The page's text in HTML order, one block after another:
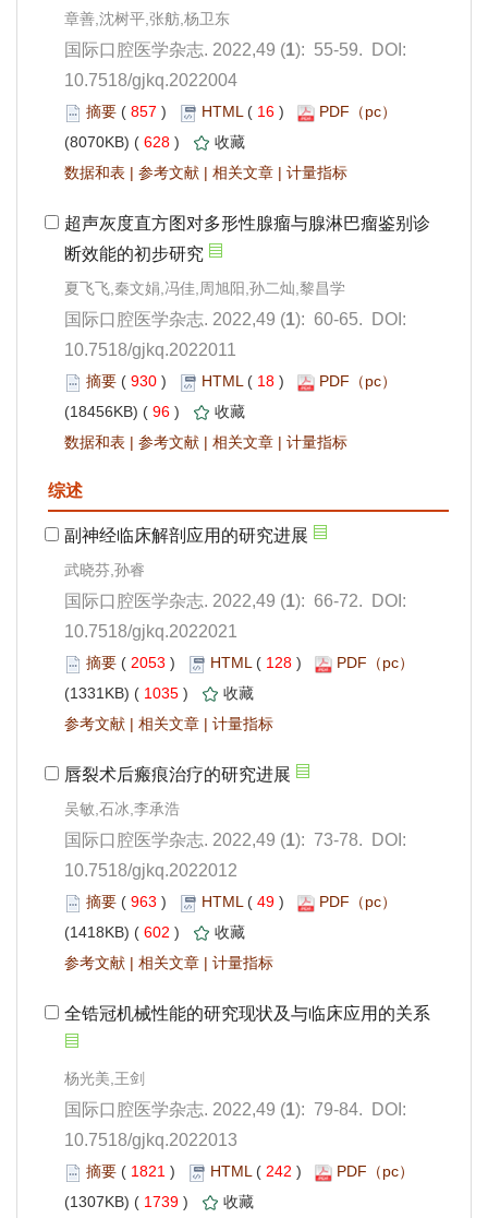
): 55-59. DOI:
10.7518/gjkq.2022004
857 ) 16 )
628 )
|
| |
): 60-65. DOI:
10.7518/gjkq.2022011
930 ) 18 )
96 )
|
| |
): 66-72. DOI:
10.7518/gjkq.2022021
2053 ) 128 )
1035 )
|
|
): 73-78. DOI:
10.7518/gjkq.2022012
963 ) 49 )
602 )
|
|
): 79-84. DOI:
10.7518/gjkq.2022013
1821 ) 242 )
1739 )